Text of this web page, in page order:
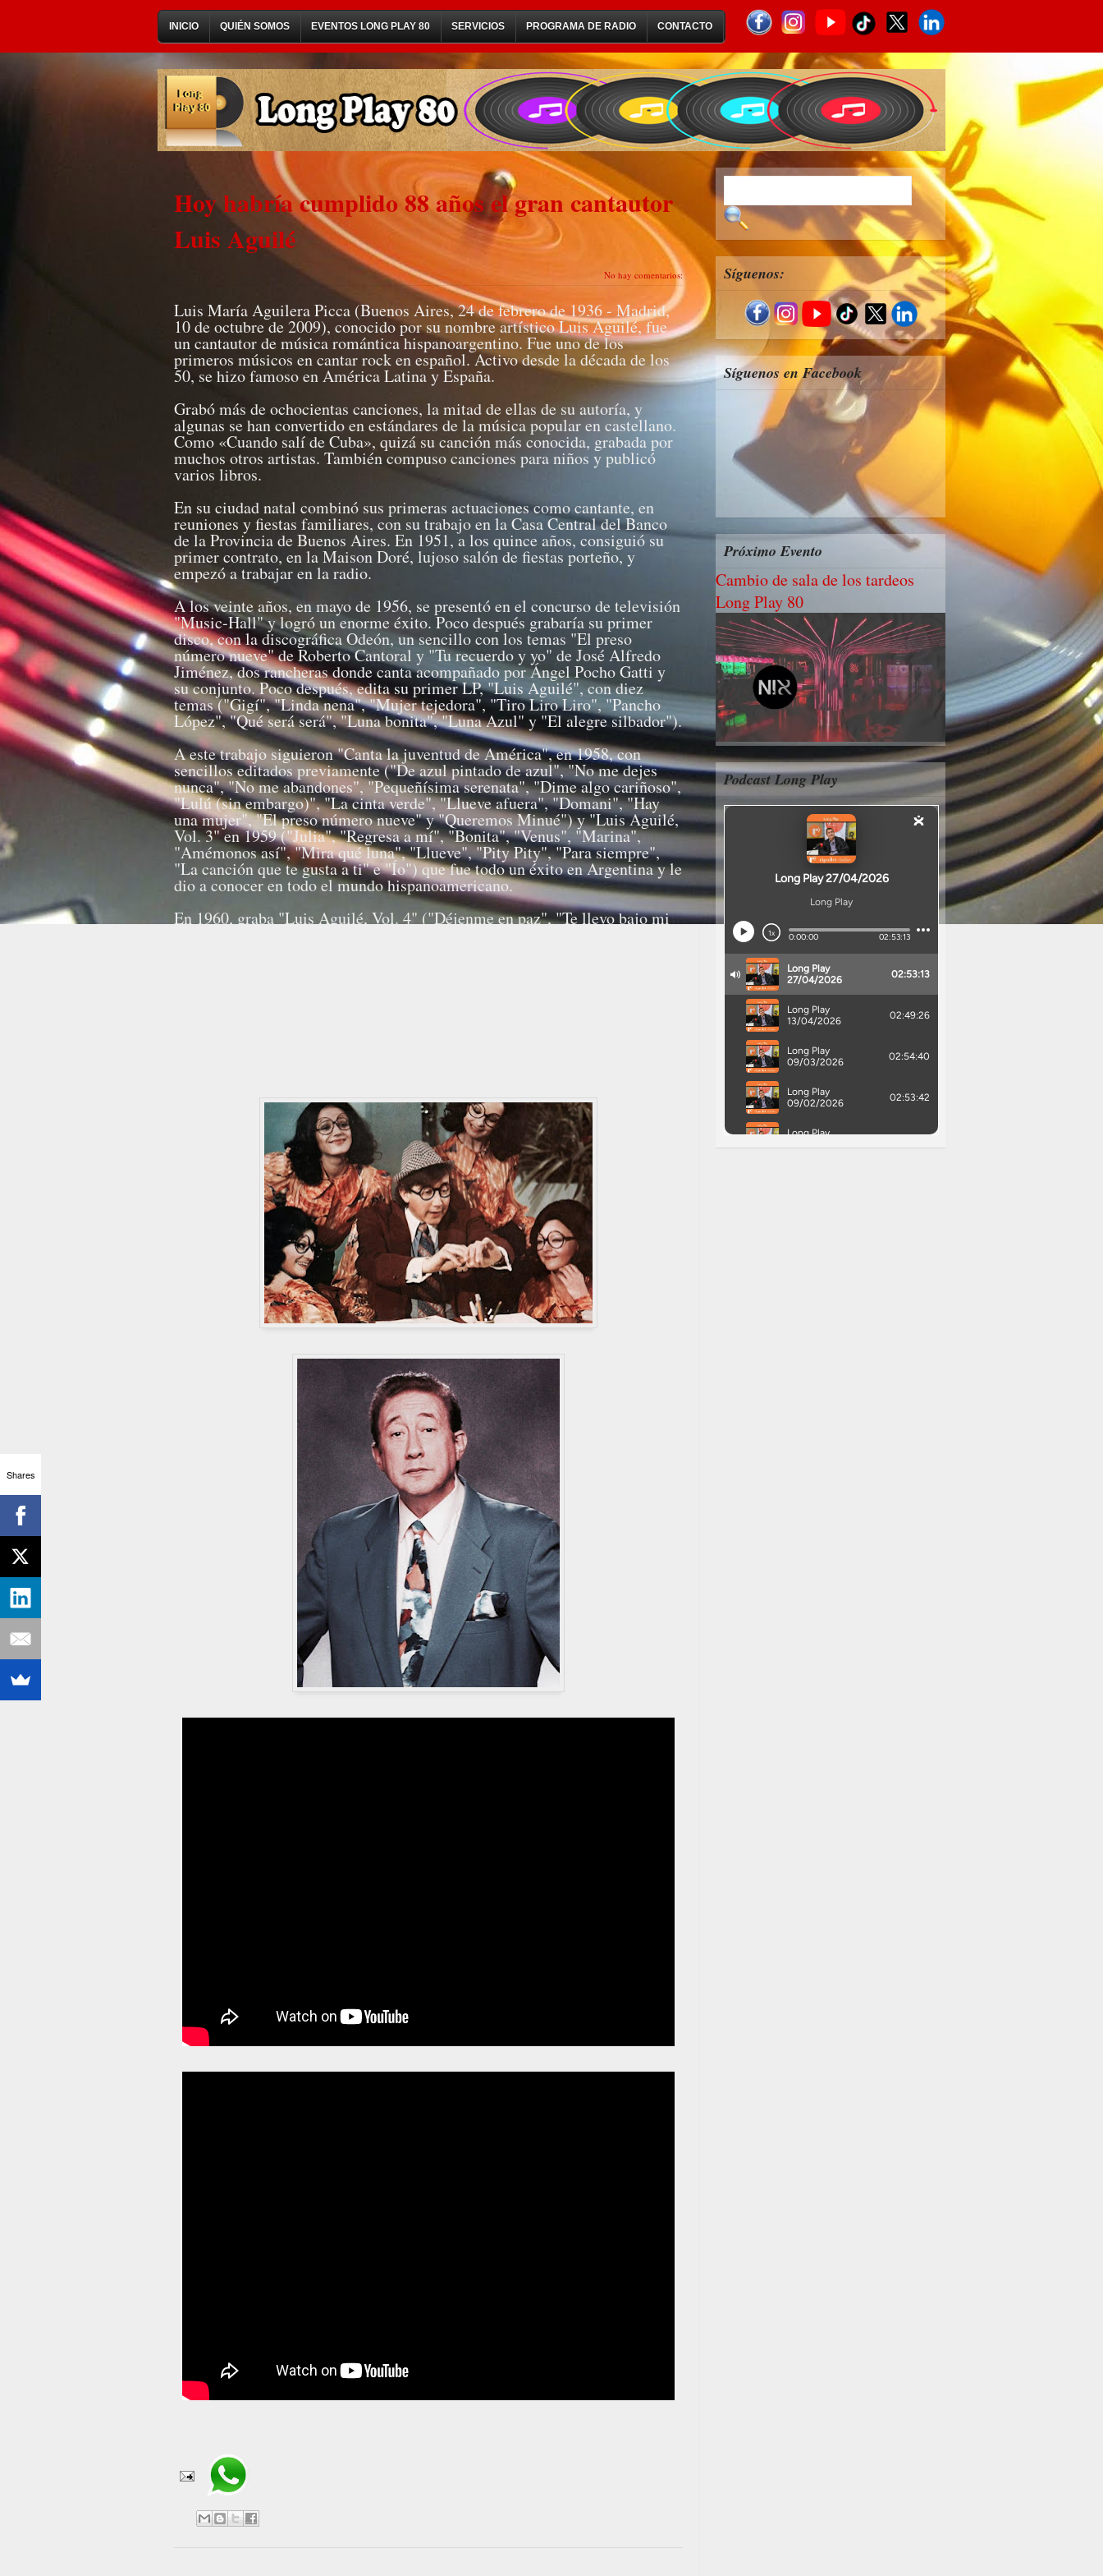
INICIO QUIÉN SOMOS EVENTOS LONG PLAY 80 SERVICIOS PROGRAMA DE RADIO CONTACTO
Hoy habría cumplido 88 años el gran cantautor
Luis Aguilé
No hay comentarios:
Luis María Aguilera Picca (Buenos Aires, 24 de febrero de 1936 - Madrid,
10 de octubre de 2009), conocido por su nombre artístico Luis Aguilé, fue
un cantautor de música romántica hispanoargentino. Fue uno de los
primeros músicos en cantar rock en español. Activo desde la década de los
50, se hizo famoso en América Latina y España.
Grabó más de ochocientas canciones, la mitad de ellas de su autoría, y
algunas se han convertido en estándares de la música popular en castellano.
Como «Cuando salí de Cuba», quizá su canción más conocida, grabada por
muchos otros artistas. También compuso canciones para niños y publicó
varios libros.
En su ciudad natal combinó sus primeras actuaciones como cantante, en
reuniones y fiestas familiares, con su trabajo en la Casa Central del Banco
de la Provincia de Buenos Aires. En 1951, a los quince años, consiguió su
primer contrato, en la Maison Doré, lujoso salón de fiestas porteño, y
empezó a trabajar en la radio.
A los veinte años, en mayo de 1956, se presentó en el concurso de televisión
"Music-Hall" y logró un enorme éxito. Poco después grabaría su primer
disco, con la discográfica Odeón, un sencillo con los temas "El preso
número nueve" de Roberto Cantoral y "Tu recuerdo y yo" de José Alfredo
Jiménez, dos rancheras donde canta acompañado por Ángel Pocho Gatti y
su conjunto. Poco después, edita su primer LP, "Luis Aguilé", con diez
temas ("Gigí", "Linda nena", "Mujer tejedora", "Tiro Liro Liro", "Pancho
López", "Qué será será", "Luna bonita", "Luna Azul" y "El alegre silbador").
A este trabajo siguieron "Canta la juventud de América", en 1958, con
sencillos editados previamente ("De azul pintado de azul", "No me dejes
nunca", "No me abandones", "Pequeñísima serenata", "Dime algo cariñoso",
"Lulú (sin embargo)", "La cinta verde", "Llueve afuera", "Domani", "Hay
una mujer", "El preso número nueve" y "Queremos Minué") y "Luis Aguilé,
Vol. 3" en 1959 ("Julia", "Regresa a mí", "Bonita", "Venus", "Marina",
"Amémonos así", "Mira qué luna", "Llueve", "Pity Pity", "Para siempre",
"La canción que te gusta a ti" e "Ío") que fue todo un éxito en Argentina y le
dio a conocer en todo el mundo hispanoamericano.
En 1960, graba "Luis Aguilé, Vol. 4" ("Déjenme en paz", "Te llevo bajo mi
Síguenos:
Síguenos en Facebook
Próximo Evento
Cambio de sala de los tardeos
Long Play 80
Podcast Long Play
Shares